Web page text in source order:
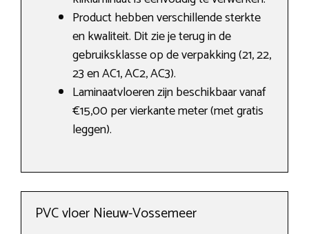
Product hebben verschillende sterkte
en kwaliteit. Dit zie je terug in de
gebruiksklasse op de verpakking (21, 22,
23 en AC1, AC2, AC3).
Laminaatvloeren zijn beschikbaar vanaf
€15,00 per vierkante meter (met gratis
leggen).
PVC vloer Nieuw-Vossemeer